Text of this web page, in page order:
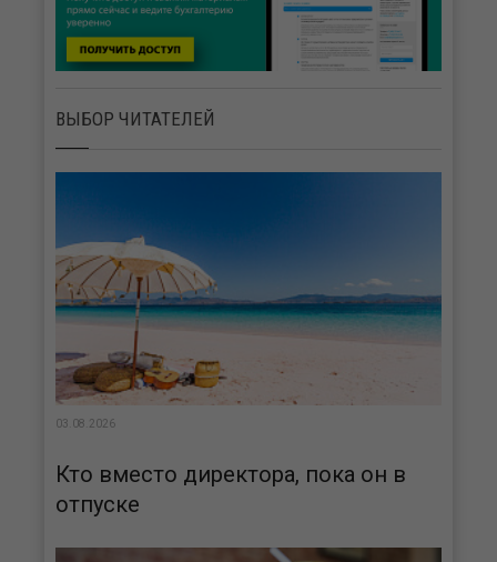
ВЫБОР ЧИТАТЕЛЕЙ
03.08.2026
Кто вместо директора, пока он в
отпуске